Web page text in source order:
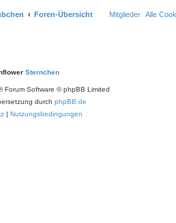
Foren-Übersicht Alle
Mitglieder
Sternchen
Forum Software © phpBB Limited
durch phpBB.de
| Nutzungsbedingungen